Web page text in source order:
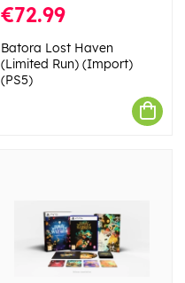
€72.99
Batora Lost Haven
(Limited Run) (Import)
(PS5)